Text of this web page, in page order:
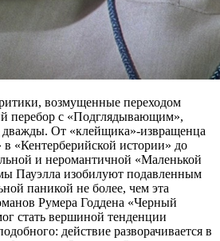
возмущенные переходом
перебор с «Подглядывающим»,
От «клейщика»-извращенца
«Кентерберийской истории» до
и неромантичной «Маленькой
Пауэлла изобилуют подавленным
паникой не более, чем эта
Румера Годдена «Черный
стать вершиной тенденции
действие разворачивается в